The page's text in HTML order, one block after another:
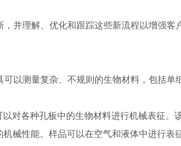
并理解、优化和跟踪这些新流程以增强客
以测量复杂、不规则的生物材料，包括
对各种孔板中的生物材料进行机械表征。
械性能。样品可以在空气和液体中进行表征